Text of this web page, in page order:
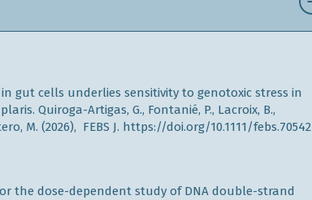
gut cells underlies sensitivity to genotoxic stress in
Quiroga-Artigas, G., Fontanié, P., Lacroix, B.,
M. (2026), FEBS J. https://doi.org/10.1111/febs.70542
for the dose-dependent study of DNA double-strand